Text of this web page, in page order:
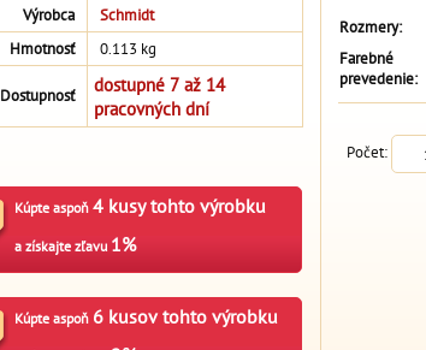
Výrobca
Schmidt
Hmotnosť
0.113 kg
Dostupnosť
dostupné 7 až 14
pracovných dní
Kúpte aspoň 4 kusy tohto výrobku
a získajte zľavu 1%
Kúpte aspoň 6 kusov tohto výrobku
Rozmery:
Farebné
prevedenie:
Počet: